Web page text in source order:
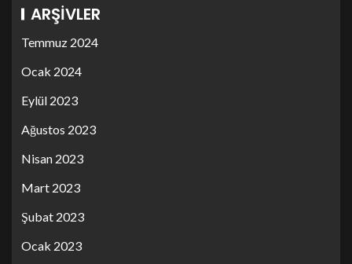
ARŞIVLER
Temmuz 2024
Ocak 2024
Eylül 2023
Ağustos 2023
Nisan 2023
Mart 2023
Şubat 2023
Ocak 2023